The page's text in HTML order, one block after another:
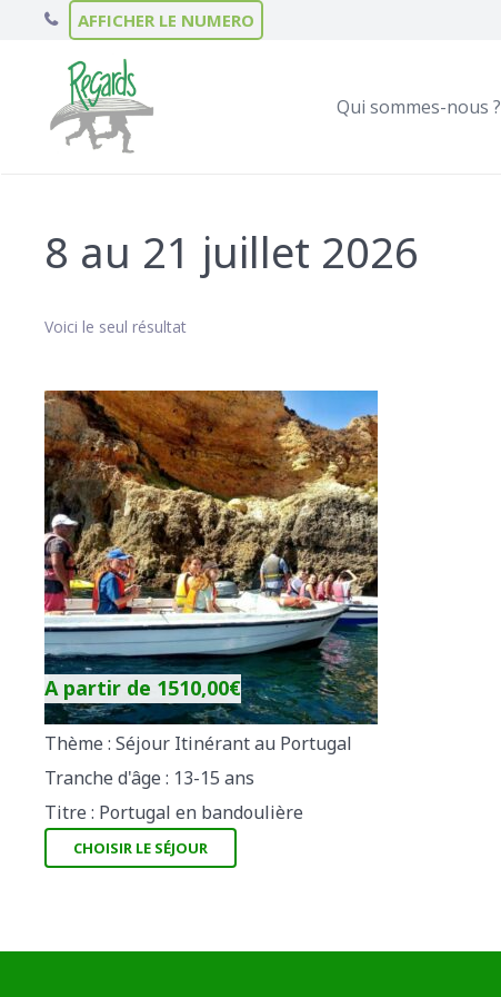
AFFICHER LE NUMERO
Qui sommes-nous ?
8 au 21 juillet 2026
Voici le seul résultat
A partir de 1510,00€
Thème : Séjour Itinérant au Portugal
Tranche d'âge : 13-15 ans
Titre : Portugal en bandoulière
CHOISIR LE SÉJOUR